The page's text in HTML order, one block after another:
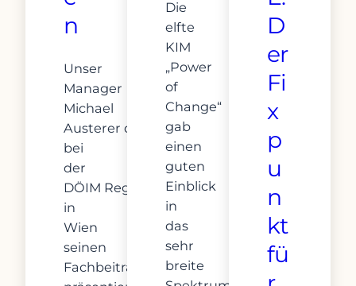
n
Unser
Manager
Michael
Austerer durfte
bei
der
DÖIM Regionalveranstaltung
in
Wien
seinen
Fachbeitrag
Die
elfte
KIM
„Power
of
Change“
gab
einen
guten
Einblick
in
das
sehr
breite
D
er
Fi
x
p
u
n
kt
fü